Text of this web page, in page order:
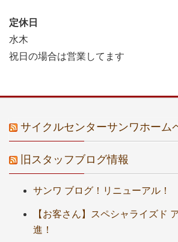
定休日
水木
祝日の場合は営業してます
サイクルセンターサンワホーム
旧スタッフブログ情報
サンワ ブログ！リニューアル！
【お客さん】スペシャライズド
進！